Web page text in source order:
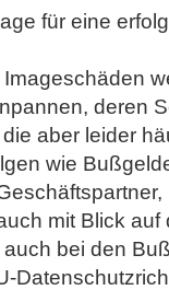
für eine
deren
aber leider
wie
mit Blick
bei den